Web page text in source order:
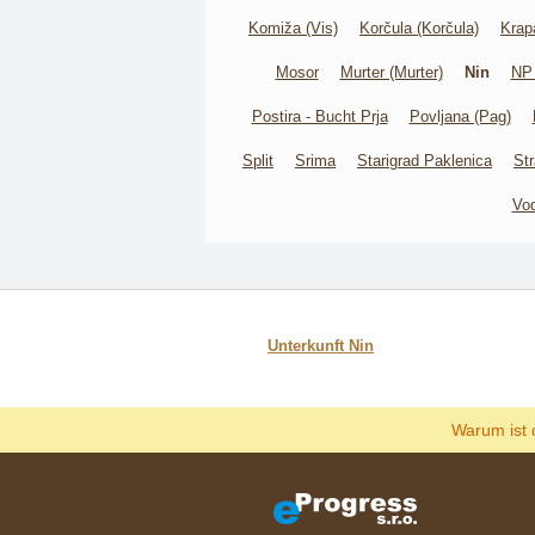
Komiža (Vis) Korčula (Korčula)
Mosor Murter (Murter) Nin
Postira - Bucht Prja Povljana (Pag)
Split Srima Starigrad Paklenica
Unterkunft Nin
Warum ist